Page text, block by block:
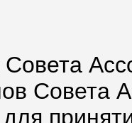
Совета